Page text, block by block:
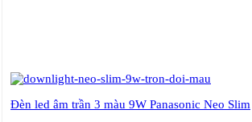
Đèn led âm trần 3 màu 9W Panasonic Neo Slim